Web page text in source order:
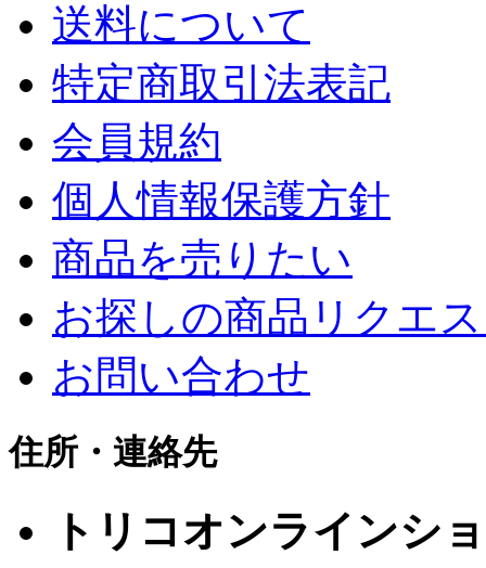
送料について
特定商取引法表記
会員規約
個人情報保護方針
商品を売りたい
お探しの商品リクエ
お問い合わせ
住所・連絡先
トリコオンラインシ